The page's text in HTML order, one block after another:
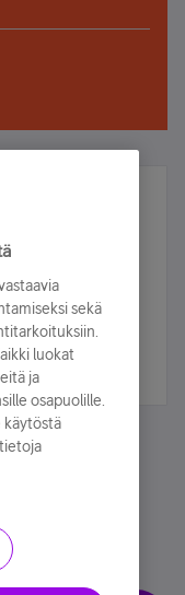
arvonnassa.
sekä
luokat
ja
osapuolille.
käytöstä